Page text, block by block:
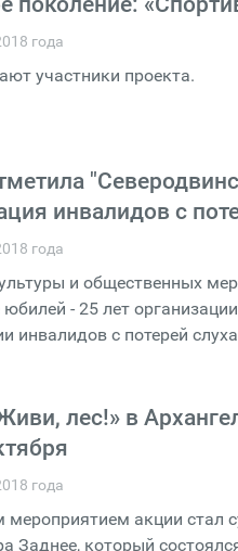
года
участники проекта.
инвалидов с
года
и общественных
- 25 лет
инвалидов с потерей
лес!» в
года
акции стал
Заднее, который